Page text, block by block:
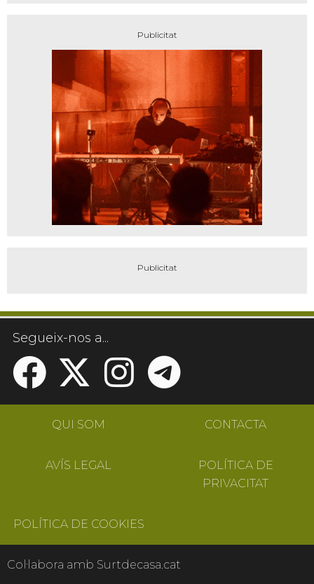
Segueix-nos a...
QUI SOM CONTACTA
AVÍS LEGAL
POLÍTICA DE
PRIVACITAT
POLÍTICA DE COOKIES
Col·labora amb Surtdecasa.cat